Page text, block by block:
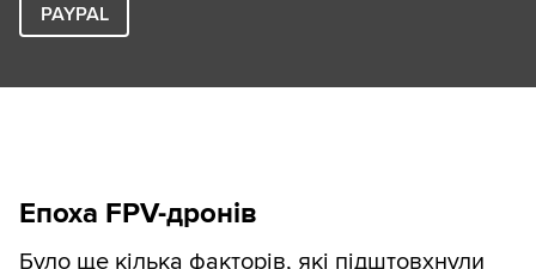
PAYPAL
Епоха FPV-дронів
Було ще кілька факторів, які підштовхнули